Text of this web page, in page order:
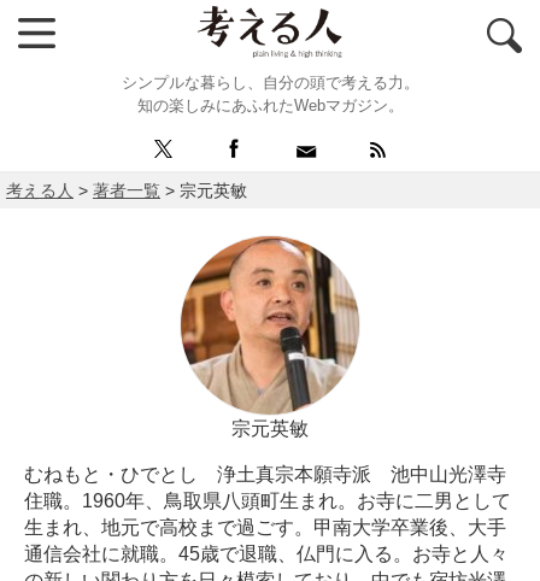
シンプルな暮らし、自分の頭で考える力。
知の楽しみにあふれたWebマガジン。
考える人 > 著者一覧 > 宗元英敏
宗元英敏
むねもと・ひでとし 浄土真宗本願寺派 池中山光澤寺
住職。1960年、鳥取県八頭町生まれ。お寺に二男として
生まれ、地元で高校まで過ごす。甲南大学卒業後、大手
通信会社に就職。45歳で退職、仏門に入る。お寺と人々